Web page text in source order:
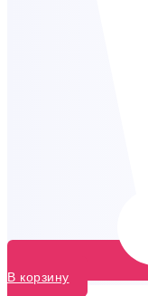
В корзину